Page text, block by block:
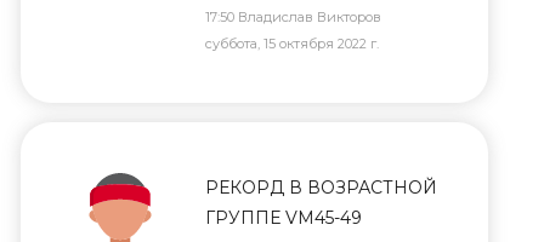
17:50 Владислав Викторов
суббота, 15 октября 2022 г.
РЕКОРД В ВОЗРАСТНОЙ
ГРУППЕ VM45-49